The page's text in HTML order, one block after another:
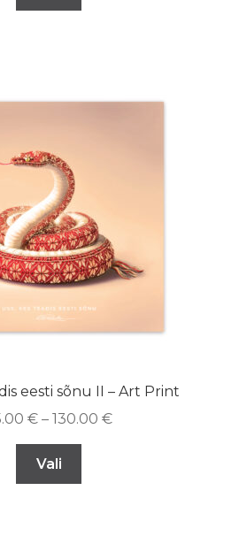
eesti sõnu II – Art Print
€ – 130.00 €
Vali